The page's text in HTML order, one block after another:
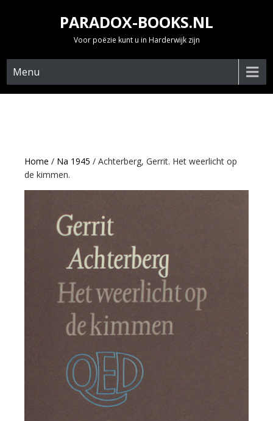
PARADOX-BOOKS.NL
Voor poëzie kunt u in Harderwijk zijn
Menu
Home / Na 1945 / Achterberg, Gerrit. Het weerlicht op
de kimmen.